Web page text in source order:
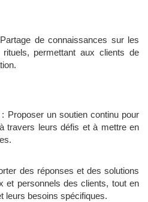
de connaissances sur les
permettant aux clients de
: Proposer un soutien continu pour
travers leurs défis et à mettre en
des réponses et des solutions
et personnels des clients, tout en
leurs besoins spécifiques.